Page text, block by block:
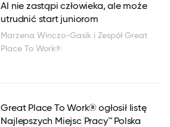
AI nie zastąpi człowieka, ale może
utrudnić start juniorom
Marzena Winczo-Gasik i Zespół Great
Place To Work®
Great Place To Work® ogłosił listę
Najlepszych Miejsc Pracy™ Polska